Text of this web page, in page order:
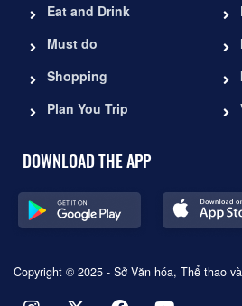
Eat and Drink
Must do
Shopping
Plan You Trip
DOWNLOAD THE APP
Copyright © 2025 - Sở Văn hóa, Thể thao